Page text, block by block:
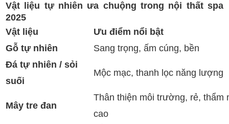
Vật liệu tự nhiên ưa chuộng trong nội thất spa
2025
Vật liệu
Ưu điểm nổi bật
Gỗ tự nhiên
Sang trọng, ấm cúng, bền
Đá tự nhiên / sỏi
suối
Mộc mạc, thanh lọc năng lượng
Mây tre đan
Thân thiện môi trường, rẻ, thẩm
cao